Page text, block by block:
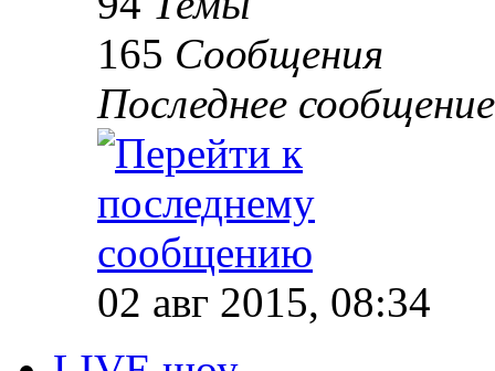
165 Сообщения
Последнее сообщение
02 авг 2015, 08:34